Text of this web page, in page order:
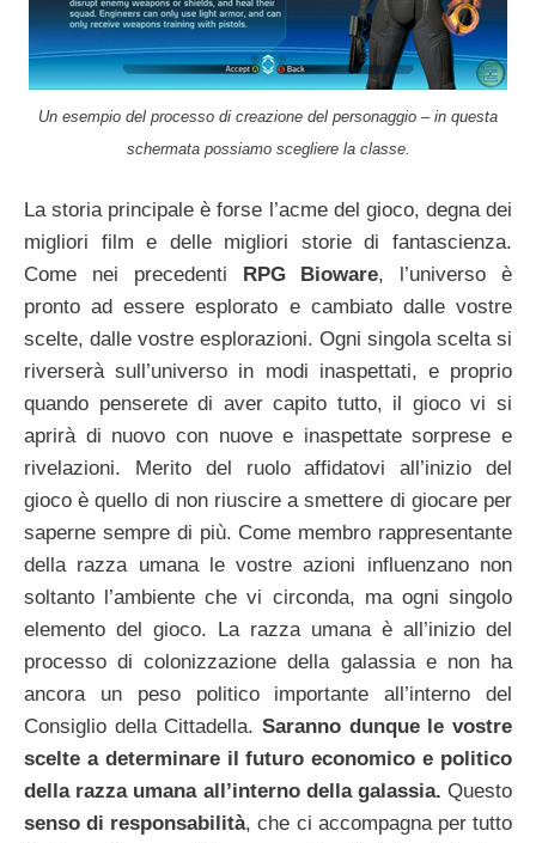
Un esempio del processo di creazione del personaggio – in questa
schermata possiamo scegliere la classe.
La storia principale è forse l’acme del gioco, degna dei
migliori film e delle migliori storie di fantascienza.
Come nei precedenti RPG Bioware, l’universo è
pronto ad essere esplorato e cambiato dalle vostre
scelte, dalle vostre esplorazioni. Ogni singola scelta si
riverserà sull’universo in modi inaspettati, e proprio
quando penserete di aver capito tutto, il gioco vi si
aprirà di nuovo con nuove e inaspettate sorprese e
rivelazioni. Merito del ruolo affidatovi all’inizio del
gioco è quello di non riuscire a smettere di giocare per
saperne sempre di più. Come membro rappresentante
della razza umana le vostre azioni influenzano non
soltanto l’ambiente che vi circonda, ma ogni singolo
elemento del gioco. La razza umana è all’inizio del
processo di colonizzazione della galassia e non ha
ancora un peso politico importante all’interno del
Consiglio della Cittadella. Saranno dunque le vostre
scelte a determinare il futuro economico e politico
della razza umana all’interno della galassia. Questo
senso di responsabilità, che ci accompagna per tutto